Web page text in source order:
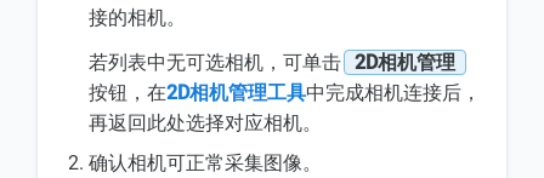
接的相机。
若列表中无可选相机，可单击 2D相机管理
按钮，在2D相机管理工具中完成相机连接后，
再返回此处选择对应相机。
确认相机可正常采集图像。